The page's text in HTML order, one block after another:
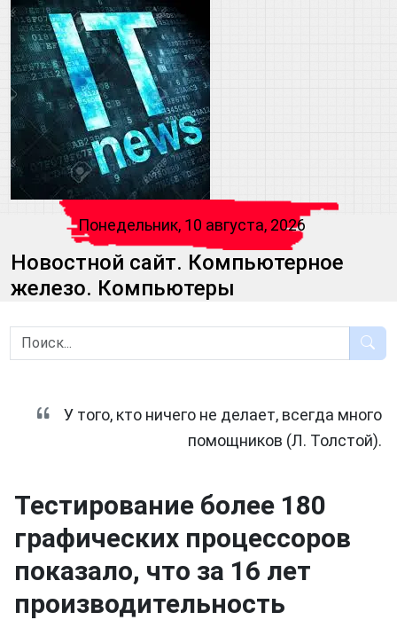
Понедельник, 10 августа, 2026
Новостной сайт. Компьютерное
железо. Компьютеры
У того, кто ничего не делает, всегда много
помощников (Л. Толстой).
Тестирование более 180
графических процессоров
показало, что за 16 лет
производительность